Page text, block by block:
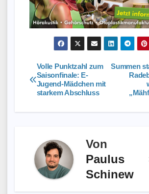
Summen
Volle Punktzahl zum
Saisonfinale: E-
Jugend-Mädchen mit
starkem Abschluss
Von
Paulus
Schinew